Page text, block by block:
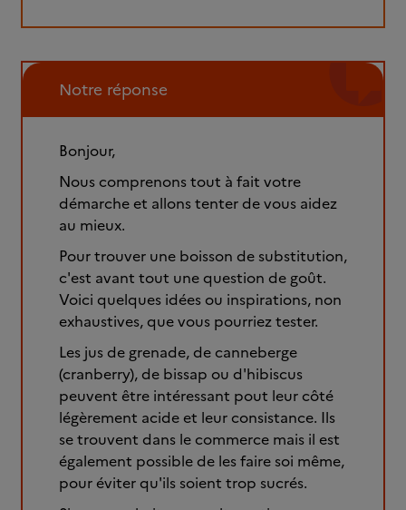
Notre réponse
Bonjour,
Nous comprenons tout à fait votre
démarche et allons tenter de vous aidez
au mieux.
Pour trouver une boisson de substitution,
c'est avant tout une question de goût.
Voici quelques idées ou inspirations, non
exhaustives, que vous pourriez tester.
Les jus de grenade, de canneberge
(cranberry), de bissap ou d'hibiscus
peuvent être intéressant pout leur côté
légèrement acide et leur consistance. Ils
se trouvent dans le commerce mais il est
également possible de les faire soi même,
pour éviter qu'ils soient trop sucrés.